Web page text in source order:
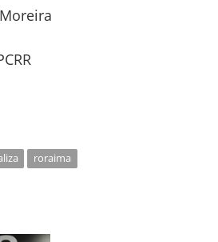
roraima